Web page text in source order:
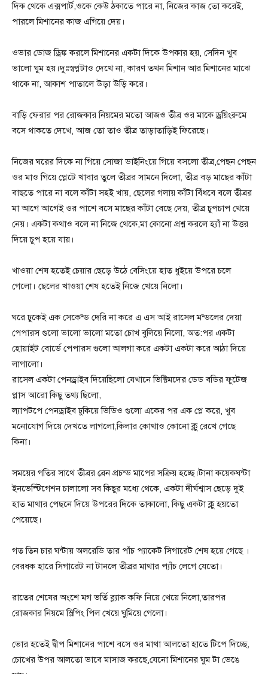
দিক থেকে এক্সপার্ট,ওকে কেউ ঠকাতে পারে না, নিজের কাজ তো করেই,
পারলে মিশানের কাজ এগিয়ে দেয়।
ওভার ডোজ ড্রিঙ্ক করলে মিশানের একটা দিকে উপকার হয়, সেদিন খুব
ভালো ঘুম হয়।দুঃস্বপ্নটাও দেখে না, কারণ তখন মিশান আর মিশানের মাঝে
থাকে না, আকাশ পাতালে উড়া উড়ি করে।
বাড়ি ফেরার পর রোজকার নিয়মের মতো আজও তীব্র ওর মাকে ড্রয়িংরুমে
বসে থাকতে দেখে, আজ তো তাও তীব্র তাড়াতাড়িই ফিরেছে।
নিজের ঘরের দিকে না গিয়ে সোজা ডাইনিংয়ে গিয়ে বসলো তীব্র,পেছন পেছন
ওর মাও গিয়ে প্লেটে খাবার তুলে তীব্রর সামনে দিলো, তীব্র বড় মাছের কাঁটা
বাছতে পারে না বলে কাঁটা সহই খায়, ছেলের গলায় কাঁটা বিঁধবে বলে তীব্রর
মা আগে আগেই ওর পাশে বসে মাছের কাঁটা বেছে দেয়, তীব্র চুপচাপ খেয়ে
নেয়। একটা কথাও বলে না নিজে থেকে,মা কোনো প্রশ্ন করলে হ্যাঁ না উত্তর
দিয়ে চুপ হয়ে যায়।
খাওয়া শেষ হতেই চেয়ার ছেড়ে উঠে বেসিংয়ে হাত ধুইয়ে উপরে চলে
গেলো। ছেলের খাওয়া শেষ হতেই নিজে খেয়ে নিলো।
ঘরে ঢুকেই এক সেকেন্ড দেরি না করে এ এস আই রাসেল মন্ডলের দেয়া
পেপারস গুলো ভালো ভালো মতো চোখ বুলিয়ে নিলো, অত:পর একটা
হোয়াইট বোর্ডে পেপারস গুলো আলগা করে একটা একটা করে আঠা দিয়ে
লাগালো।
রাসেল একটা পেনড্রাইব দিয়েছিলো যেখানে ভিক্টিমদের ডেড বডির ফুটেজ
প্লাস আরো কিছু তথ্য ছিলো,
ল্যাপটপে পেনড্রাইব ঢুকিয়ে ভিডিও গুলো একের পর এক প্লে করে, খুব
মনোযোগ দিয়ে দেখতে লাগলো,কিলার কোথাও কোনো ক্লু রেখে গেছে
কিনা।
সময়ের গতির সাথে তীব্রর ব্রেন প্রচন্ড মাপের সক্রিয় হচ্ছে।টানা কয়েকঘন্টা
ইনভেস্টিগেশন চালালো সব কিছুর মধ্যে থেকে, একটা দীর্ঘশ্বাস ছেড়ে দুই
হাত মাথার পেছনে দিয়ে উপরের দিকে তাকালো, কিছু একটা ক্লু হয়তো
পেয়েছে।
গত তিন চার ঘন্টায় অলরেডি তার পাঁচ প্যাকেট সিগারেট শেষ হয়ে গেছে ।
বেরধক হারে সিগারেট না টানলে তীব্রর মাথার প্যাঁচ লেগে যেতো।
রাতের শেষের অংশে মগ ভর্তি ব্ল্যাক কফি নিয়ে খেয়ে নিলো,তারপর
রোজকার নিয়মে স্লিপিং পিল খেয়ে ঘুমিয়ে গেলো।
ভোর হতেই দ্বীপ মিশানের পাশে বসে ওর মাথা আলতো হাতে টিপে দিচ্ছে,
চোখের উপর আলতো ভাবে মাসাজ করছে,যেনো মিশানের ঘুম টা ভেঙে